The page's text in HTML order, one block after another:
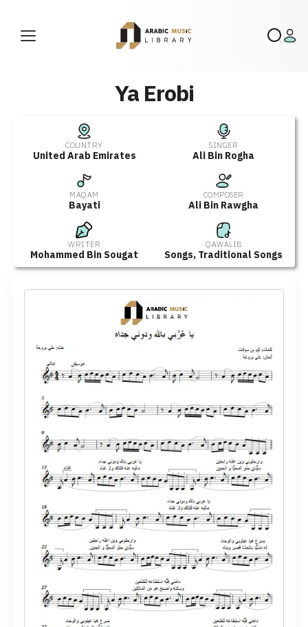
Ya Erobi
COUNTRY
United Arab Emirates
SINGER
Ali Bin Rogha
MAQAM
Bayati
COMPOSER
Ali Bin Rawgha
WRITER
Mohammed Bin Sougat
QAWALIB
Songs,Traditional Songs